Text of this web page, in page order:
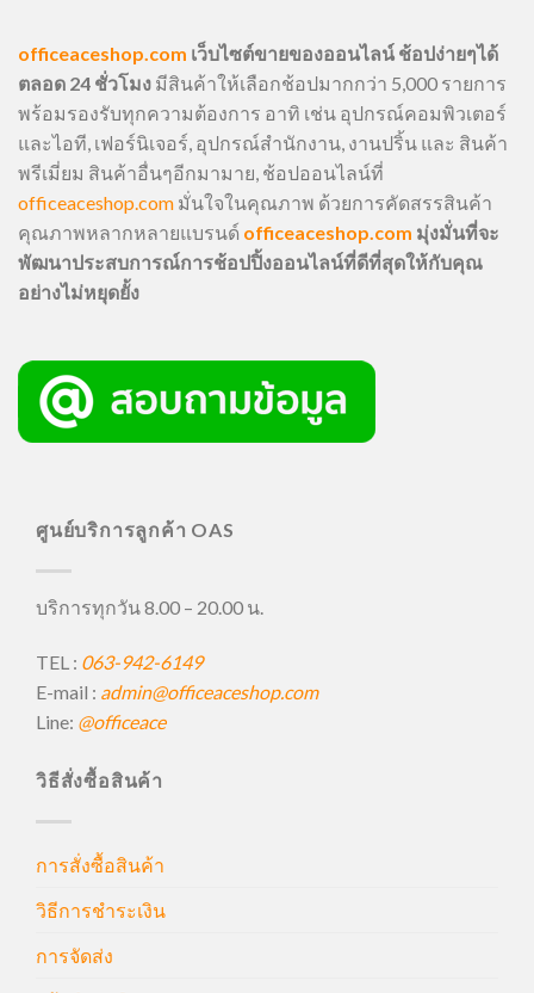
officeaceshop.com เว็บไซต์ขายของออนไลน์ ช้อปง่ายๆได้
ตลอด 24 ชั่วโมง มีสินค้าให้เลือกช้อปมากกว่า 5,000 รายการ
พร้อมรองรับทุกความต้องการ อาทิ เช่น อุปกรณ์คอมพิวเตอร์
และไอที, เฟอร์นิเจอร์, อุปกรณ์สำนักงาน, งานปริ้น และ สินค้า
พรีเมี่ยม สินค้าอื่นๆอีกมามาย, ช้อปออนไลน์ที่
officeaceshop.com มั่นใจในคุณภาพ ด้วยการคัดสรรสินค้า
คุณภาพหลากหลายแบรนด์ officeaceshop.com มุ่งมั่นที่จะ
พัฒนาประสบการณ์การช้อปปิ้งออนไลน์ที่ดีที่สุดให้กับคุณ
อย่างไม่หยุดยั้ง
ศูนย์บริการลูกค้า OAS
บริการทุกวัน 8.00 – 20.00 น.
TEL : 063-942-6149
E-mail : admin@officeaceshop.com
Line: @officeace
วิธีสั่งซื้อสินค้า
การสั่งซื้อสินค้า
วิธีการชำระเงิน
การจัดส่ง